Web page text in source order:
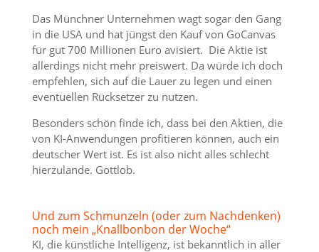
Das Münchner Unternehmen wagt sogar den Gang
in die USA und hat jüngst den Kauf von GoCanvas
für gut 700 Millionen Euro avisiert. Die Aktie ist
allerdings nicht mehr preiswert. Da würde ich doch
empfehlen, sich auf die Lauer zu legen und einen
eventuellen Rücksetzer zu nutzen.
Besonders schön finde ich, dass bei den Aktien, die
von KI-Anwendungen profitieren können, auch ein
deutscher Wert ist. Es ist also nicht alles schlecht
hierzulande. Gottlob.
Und zum Schmunzeln (oder zum Nachdenken)
noch mein „Knallbonbon der Woche“
KI, die künstliche Intelligenz, ist bekanntlich in aller